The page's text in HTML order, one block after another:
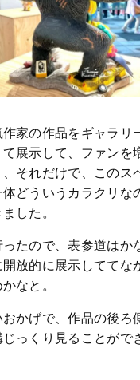
家の作品をギャラリ
展示して、ファンを
、それだけで、このス
どういうカラクリな
した。
たので、表参道はか
放的に展示しててな
なと。
かげで、作品の後ろ
っくり見ることがで